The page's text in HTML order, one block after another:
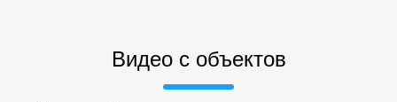
Видео с объектов